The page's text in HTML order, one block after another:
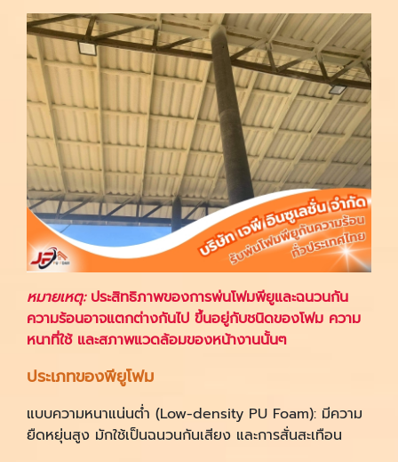
หมายเหตุ:ประสิทธิภาพของการพ่นโฟมพียูและฉนวนกัน
ความร้อนอาจแตกต่างกันไป ขึ้นอยู่กับชนิดของโฟม ความ
หนาที่ใช้ และสภาพแวดล้อมของหน้างานนั้นๆ
ประเภทของพียูโฟม
แบบความหนาแน่นต่ำ (Low-density PU Foam): มีความ
ยืดหยุ่นสูง มักใช้เป็นฉนวนกันเสียง และการสั่นสะเทือน